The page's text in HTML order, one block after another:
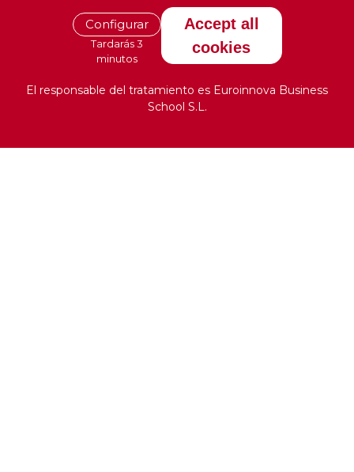
Configurar
Tardarás 3
minutos
Accept all
cookies
El responsable del tratamiento es Euroinnova Business
School S.L.